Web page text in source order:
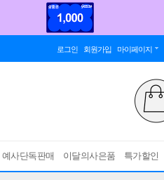
로그인 회원가입 마이페이지
예사단독판매 이달의사은품 특가할인